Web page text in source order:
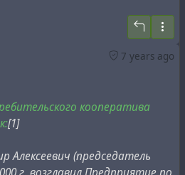
7 years ago
кооператива
[1]
Алексеевич (председатель